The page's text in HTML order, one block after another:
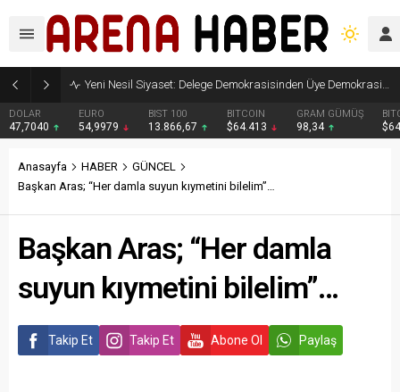
Yeni Nesil Siyaset: Delege Demokrasisinden Üye Demokrasisine
DOLAR
47,7040
EURO
54,9979
BIST 100
13.866,67
BITCOIN
$64.413
GRAM GÜMÜŞ
98,34
Anasayfa HABER
GÜNCEL
Başkan Aras; “Her damla suyun kıymetini bilelim”…
Başkan Aras; “Her damla
suyun kıymetini bilelim”…
Takip Et Takip Et Abone Ol Paylaş